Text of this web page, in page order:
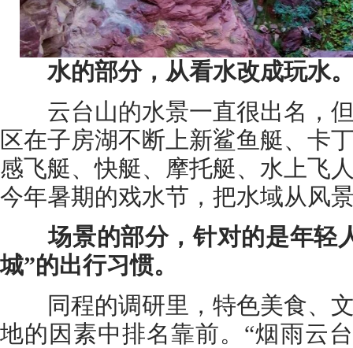
水的部分，从看水改成玩水
云台山的水景一直很出名，但
区在子房湖不断上新鲨鱼艇、卡
感飞艇、快艇、摩托艇、水上飞
今年暑期的戏水节，把水域从风
场景的部分，针对的是年轻
城”的出行习惯。
同程的调研里，特色美食、文
地的因素中排名靠前。“烟雨云